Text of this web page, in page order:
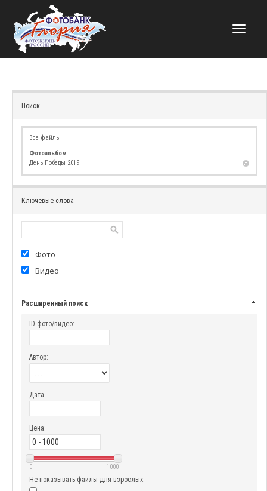
НАВИГАЦИЯ
Поиск
Все файлы
Фотоальбом
День Победы 2019
Ключевые слова
Фото
Видео
Расширенный поиск
ID фото/видео:
Автор:
Дата
Цена:
0 1000
Не показывать файлы для взрослых: